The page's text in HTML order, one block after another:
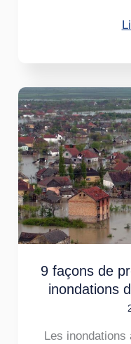
9 façons de
inondations
Les
9